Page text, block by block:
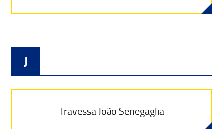
J
Travessa João Senegaglia